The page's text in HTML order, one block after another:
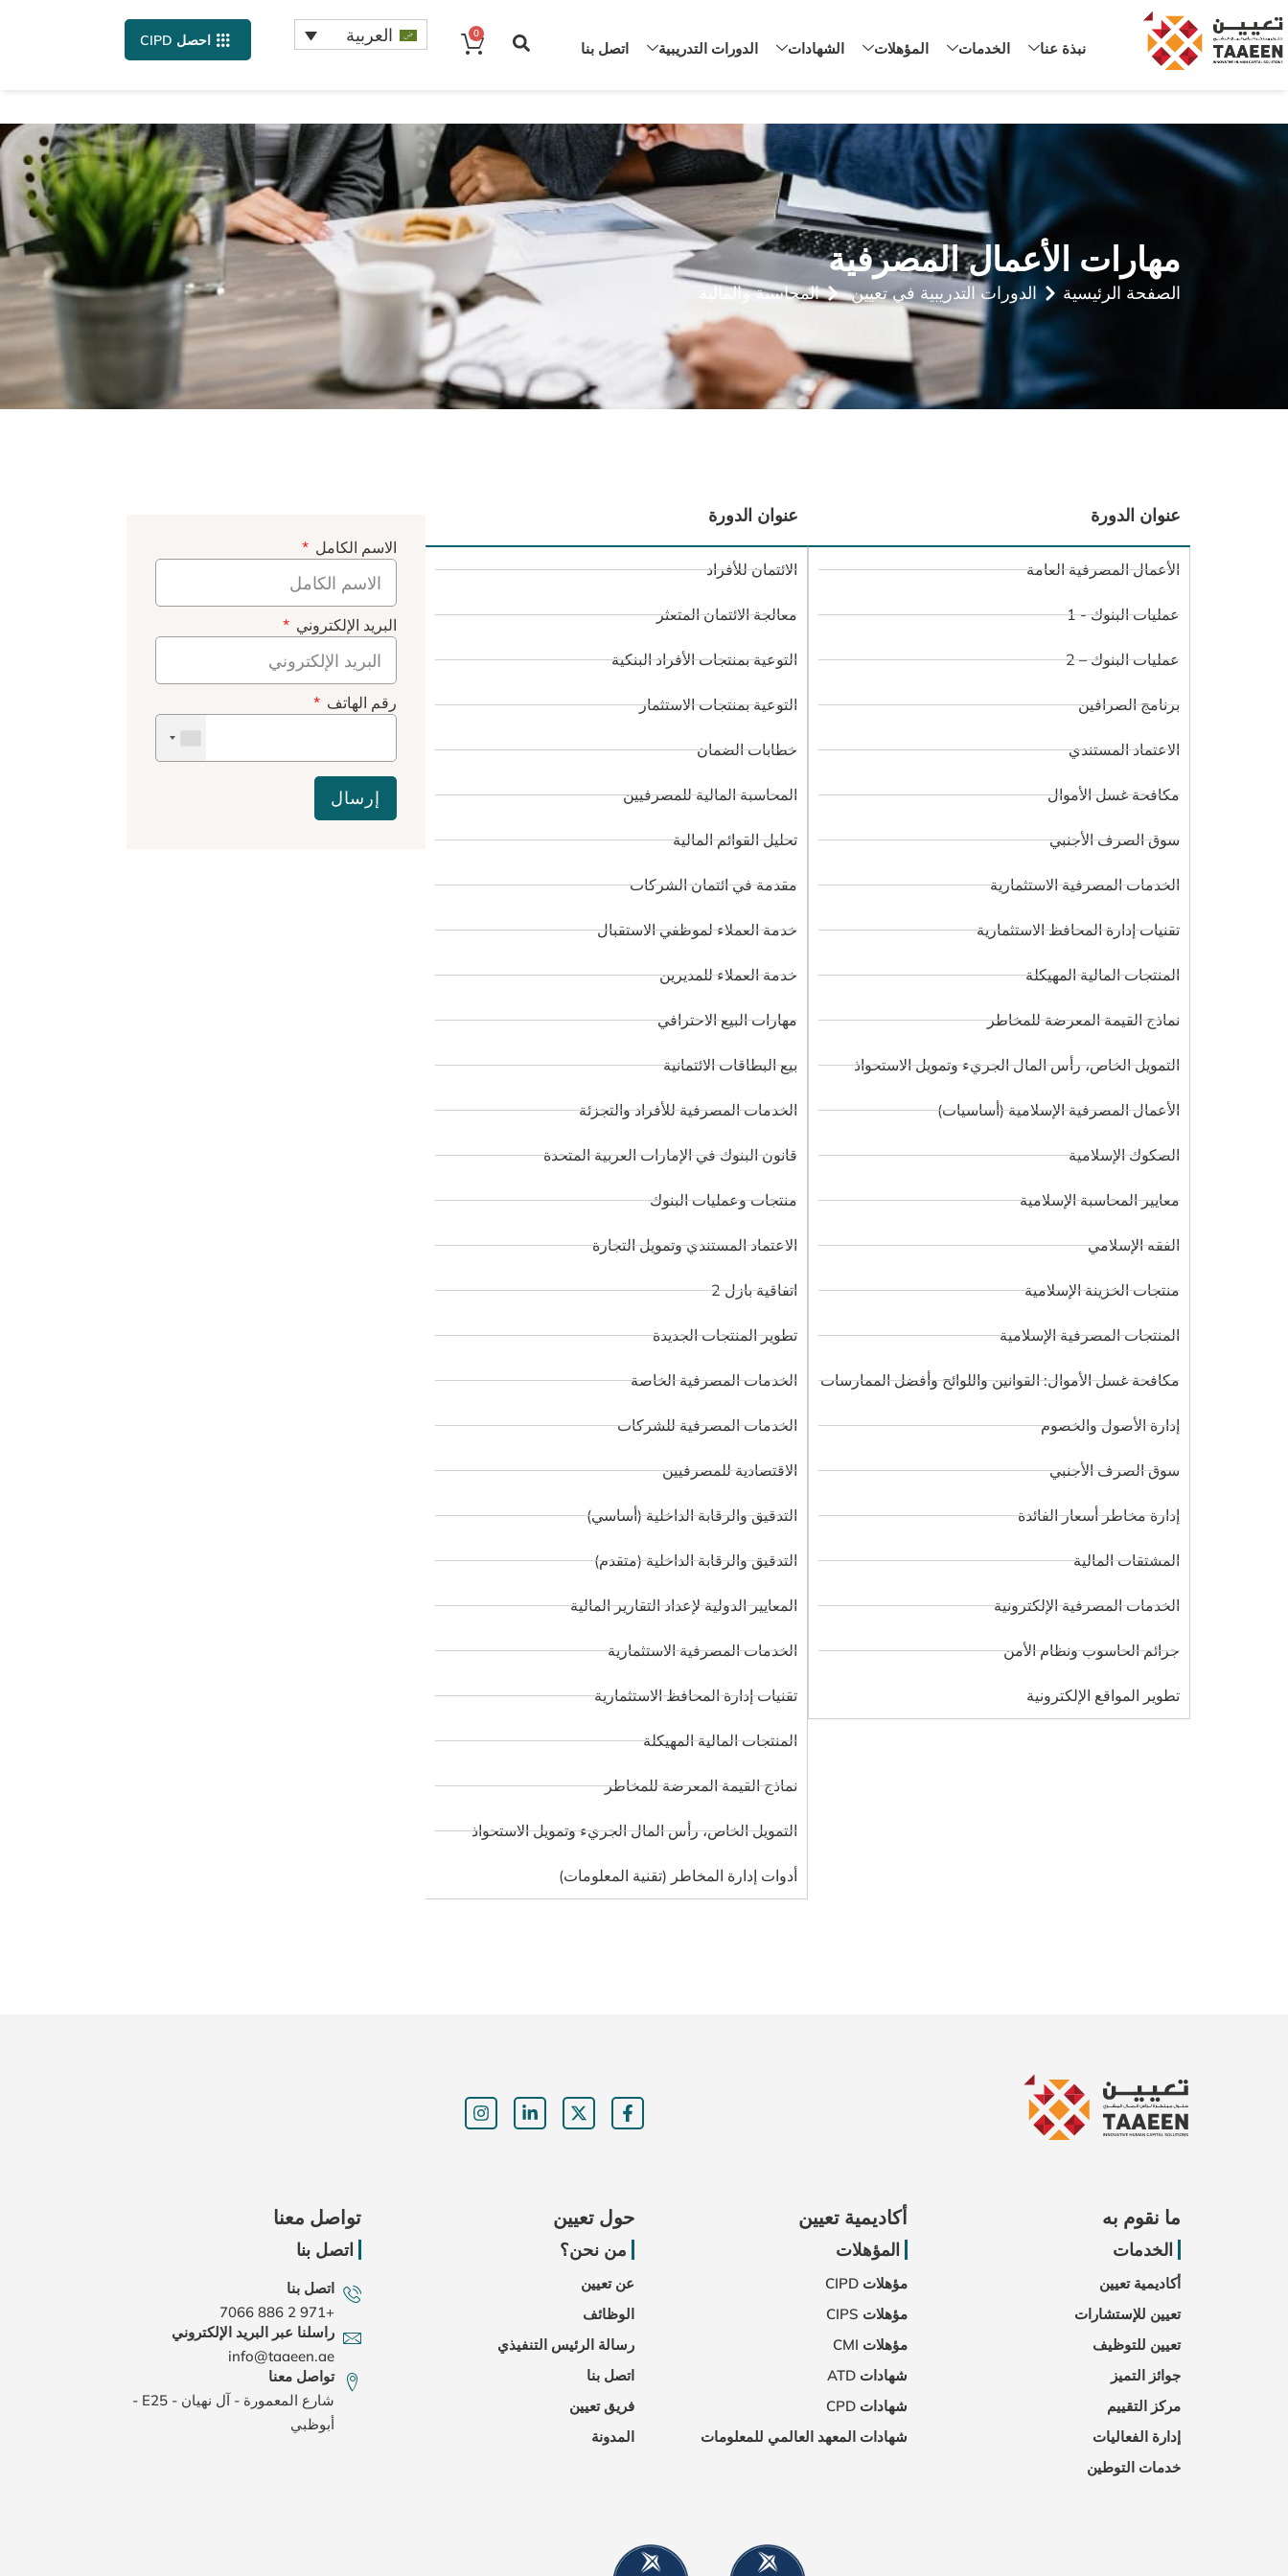
نبذة عنا الخدمات المؤهلات الشهادات الدورات التدريبية اتصل بنا
0 العربية احصل CIPD
مهارات الأعمال المصرفية
الصفحة الرئيسية الدورات التدريبية في تعيين المحاسبة والمالية
عنوان الدورة
الأعمال المصرفية العامة
عمليات البنوك - 1
عمليات البنوك – 2
برنامج الصرافين
الاعتماد المستندي
مكافحة غسل الأموال
سوق الصرف الأجنبي
الخدمات المصرفية الاستثمارية
تقنيات إدارة المحافظ الاستثمارية
المنتجات المالية المهيكلة
نماذج القيمة المعرضة للمخاطر
التمويل الخاص، رأس المال الجريء وتمويل الاستحواذ
الأعمال المصرفية الإسلامية (أساسيات)
الصكوك الإسلامية
معايير المحاسبة الإسلامية
الفقه الإسلامي
منتجات الخزينة الإسلامية
المنتجات المصرفية الإسلامية
مكافحة غسل الأموال: القوانين واللوائح وأفضل الممارسات
إدارة الأصول والخصوم
سوق الصرف الأجنبي
إدارة مخاطر أسعار الفائدة
المشتقات المالية
الخدمات المصرفية الإلكترونية
جرائم الحاسوب ونظام الأمن
تطوير المواقع الإلكترونية
عنوان الدورة
الائتمان للأفراد
معالجة الائتمان المتعثر
التوعية بمنتجات الأفراد البنكية
التوعية بمنتجات الاستثمار
خطابات الضمان
المحاسبة المالية للمصرفيين
تحليل القوائم المالية
مقدمة في ائتمان الشركات
خدمة العملاء لموظفي الاستقبال
خدمة العملاء للمديرين
مهارات البيع الاحترافي
بيع البطاقات الائتمانية
الخدمات المصرفية للأفراد والتجزئة
قانون البنوك في الإمارات العربية المتحدة
منتجات وعمليات البنوك
الاعتماد المستندي وتمويل التجارة
اتفاقية بازل 2
تطوير المنتجات الجديدة
الخدمات المصرفية الخاصة
الخدمات المصرفية للشركات
الاقتصادية للمصرفيين
التدقيق والرقابة الداخلية (أساسي)
التدقيق والرقابة الداخلية (متقدم)
المعايير الدولية لإعداد التقارير المالية
الخدمات المصرفية الاستثمارية
تقنيات إدارة المحافظ الاستثمارية
المنتجات المالية المهيكلة
نماذج القيمة المعرضة للمخاطر
التمويل الخاص، رأس المال الجريء وتمويل الاستحواذ
أدوات إدارة المخاطر (تقنية المعلومات)
الاسم الكامل
البريد الإلكتروني
رقم الهاتف
إرسال
تواصل معنا
اتصل بنا
اتصل بنا
+971 2 886 7066
راسلنا عبر البريد الإلكتروني
info@taaeen.ae
تواصل معنا
شارع المعمورة - آل نهيان - E25 -
أبوظبي
حول تعيين
من نحن؟
عن تعيين
الوظائف
رسالة الرئيس التنفيذي
اتصل بنا
فريق تعيين
المدونة
أكاديمية تعيين
المؤهلات
مؤهلات CIPD
مؤهلات CIPS
مؤهلات CMI
شهادات ATD
شهادات CPD
شهادات المعهد العالمي للمعلومات
ما نقوم به
الخدمات
أكاديمية تعيين
تعيين للإستشارات
تعيين للتوظيف
جوائز التميز
مركز التقييم
إدارة الفعاليات
خدمات التوطين